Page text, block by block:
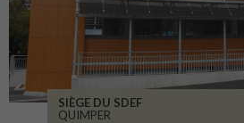
SIÈGE DU SDEF
QUIMPER